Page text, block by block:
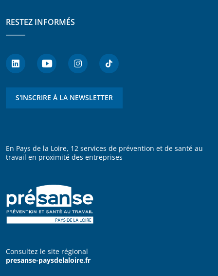
RESTEZ INFORMÉS
S'INSCRIRE À LA NEWSLETTER
En Pays de la Loire, 12 services de prévention et de santé au
travail en proximité des entreprises
Consultez le site régional
presanse-paysdelaloire.fr